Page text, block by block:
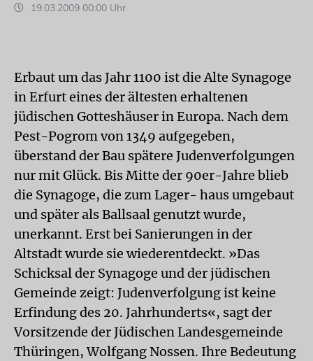
19.03.2009 00:00 Uhr
Erbaut um das Jahr 1100 ist die Alte Synagoge
in Erfurt eines der ältesten erhaltenen
jüdischen Gotteshäuser in Europa. Nach dem
Pest-Pogrom von 1349 aufgegeben,
überstand der Bau spätere Judenverfolgungen
nur mit Glück. Bis Mitte der 90er-Jahre blieb
die Synagoge, die zum Lager- haus umgebaut
und später als Ballsaal genutzt wurde,
unerkannt. Erst bei Sanierungen in der
Altstadt wurde sie wiederentdeckt. »Das
Schicksal der Synagoge und der jüdischen
Gemeinde zeigt: Judenverfolgung ist keine
Erfindung des 20. Jahrhunderts«, sagt der
Vorsitzende der Jüdischen Landesgemeinde
Thüringen, Wolfgang Nossen. Ihre Bedeutung